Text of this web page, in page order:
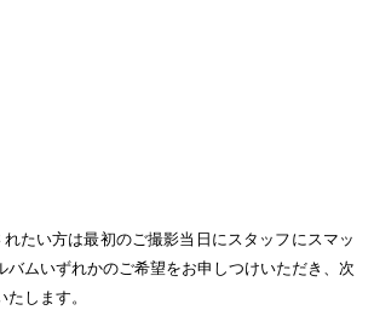
たい方は最初のご撮影当日にスタッフにスマッ
バムいずれかのご希望をお申しつけいただき、次
します。